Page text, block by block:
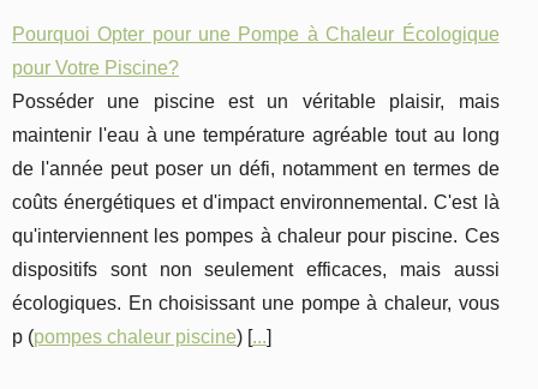
Pourquoi Opter pour une Pompe à Chaleur Écologique
pour Votre Piscine?
Posséder une piscine est un véritable plaisir, mais
maintenir l'eau à une température agréable tout au long
de l'année peut poser un défi, notamment en termes de
coûts énergétiques et d'impact environnemental. C'est là
qu'interviennent les pompes à chaleur pour piscine. Ces
dispositifs sont non seulement efficaces, mais aussi
écologiques. En choisissant une pompe à chaleur, vous
p (pompes chaleur piscine) [...]